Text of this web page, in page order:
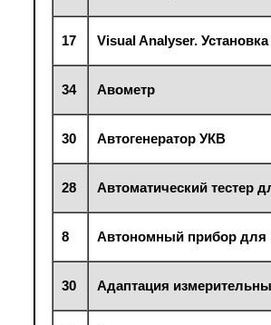
17 Visual Analyser.
34 Авометр
30 Автогенератор УКВ
28 Автоматический тестер
8 Автономный прибор для
30 Адаптация